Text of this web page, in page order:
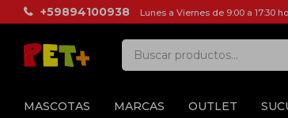
MASCOTAS MARCAS OUTLET
+59894100938 Lunes a Viernes de 9:00 a 17:30